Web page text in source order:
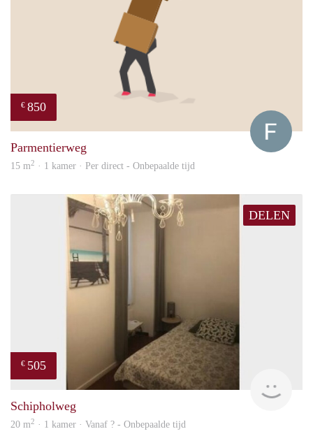
€ 850
Parmentierweg
15 m2 · 1 kamer · Per direct - Onbepaalde tijd
DELEN
€ 505
Schipholweg
20 m2 · 1 kamer · Vanaf ? - Onbepaalde tijd